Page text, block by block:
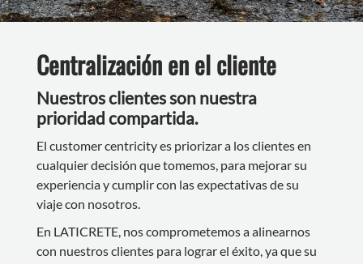
Centralización en el cliente
Nuestros clientes son nuestra
prioridad compartida.
El customer centricity es priorizar a los clientes en
cualquier decisión que tomemos, para mejorar su
experiencia y cumplir con las expectativas de su
viaje con nosotros.
En LATICRETE, nos comprometemos a alinearnos
con nuestros clientes para lograr el éxito, ya que su